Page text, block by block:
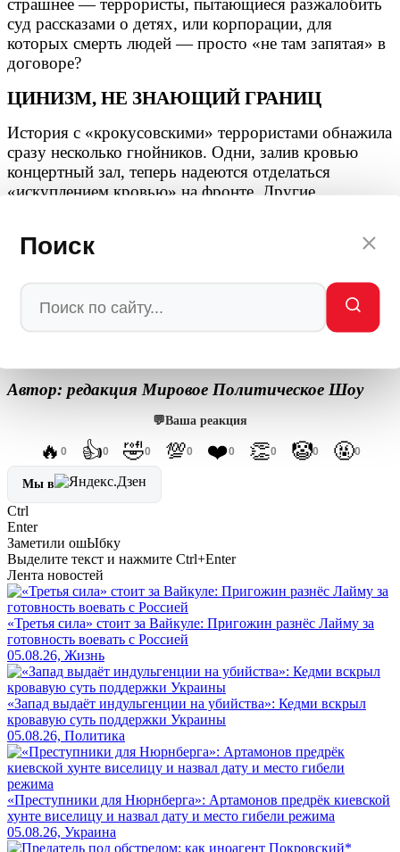
Поиск
страшнее — террористы, пытающиеся разжалобить
суд рассказами о детях, или корпорации, для
которых смерть людей — просто «не там запятая» в
договоре?
ЦИНИЗМ, НЕ ЗНАЮЩИЙ ГРАНИЦ
История с «крокусовскими» террористами обнажила
сразу несколько гнойников. Одни, залив кровью
концертный зал, теперь надеются отделаться
«искуплением кровью» на фронте. Другие,
родственники жертв, чьи слёзы давно высохли,
Без скидок, без дежурных извинений и без попыток
заработать на чужом горе.
Автор: редакция Мировое Политическое Шоу
💬Ваша реакция
🔥 0 👍0 🤣0 💯0 ❤️0 👏0 🤡0 🤬0
Мы в
Ctrl
Enter
Заметили ошЫбку
Выделите текст и нажмите Ctrl+Enter
Лента новостей
«Третья сила» стоит за Вайкуле: Пригожин разнёс Лайму за
готовность воевать с Россией
05.08.26, Жизнь
«Запад выдаёт индульгенции на убийства»: Кедми вскрыл
кровавую суть поддержки Украины
05.08.26, Политика
«Преступники для Нюрнберга»: Артамонов предрёк киевской
хунте виселицу и назвал дату и место гибели режима
05.08.26, Украина